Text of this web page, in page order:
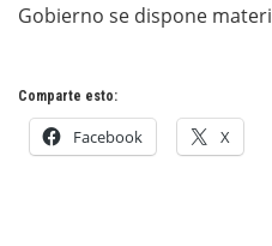
Gobierno se dispone
Comparte esto:
Facebook X